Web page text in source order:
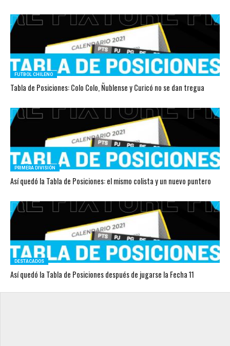
FUTBOL CHILENO
Tabla de Posiciones: Colo Colo, Ñublense y Curicó no se dan tregua
PRIMERA DIVISIÓN
Así quedó la Tabla de Posiciones: el mismo colista y un nuevo puntero
DESTACADOS
Así quedó la Tabla de Posiciones después de jugarse la Fecha 11